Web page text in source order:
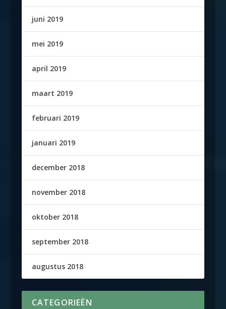
juni 2019
mei 2019
april 2019
maart 2019
februari 2019
januari 2019
december 2018
november 2018
oktober 2018
september 2018
augustus 2018
CATEGORIEËN